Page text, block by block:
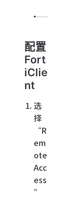
配置
Fort
iClie
nt
选
择
“R
em
ote
Acc
ess
”